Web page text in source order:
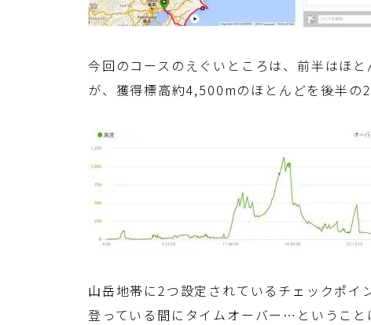
今回のコースのえぐいところは、前半はほ
が、獲得標高約4,500mのほとんどを後半の
山岳地帯に2つ設定されているチェックポイ
登っている間にタイムオーバー…というこ